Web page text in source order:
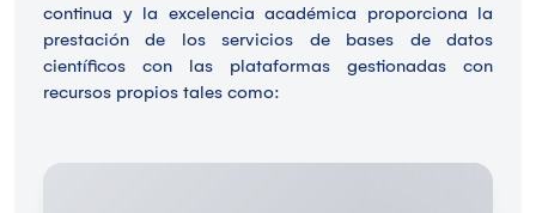
continua y la excelencia académica proporciona la
prestación de los servicios de bases de datos
científicos con las plataformas gestionadas con
recursos propios tales como: